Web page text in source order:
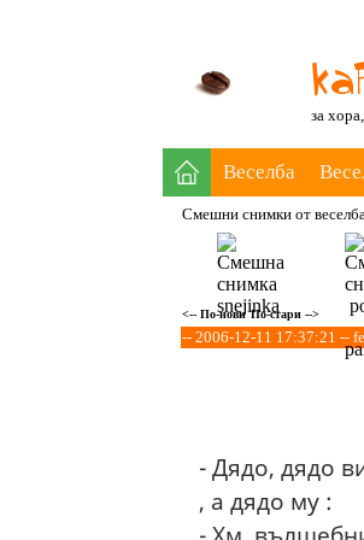
за
Веселба
Смешни снимки от
<-- По-нови По-стари -->
-- 2006-12-11 17:37:21 --
- Дядо, дядо
, а дядо му :